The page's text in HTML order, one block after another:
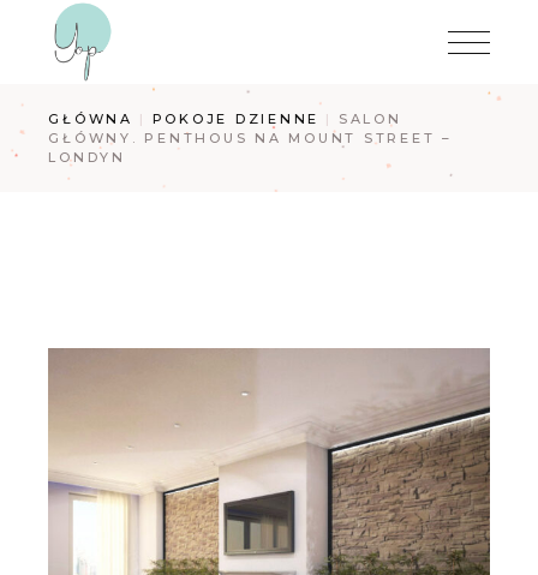
Przejdź
GŁÓWNA POKOJE DZIENNE
SALON
GŁÓWNY. PENTHOUS NA MOUNT STREET –
LONDYN